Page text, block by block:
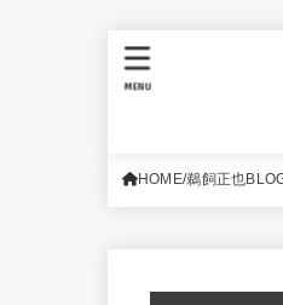
MENU
HOME 鵜飼正也